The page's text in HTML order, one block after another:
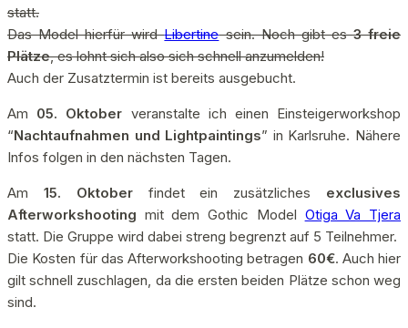
statt.
Das Model hierfür wirdLibertinesein. Noch gibt es3 freie
Plätze, es lohnt sich also sich schnell anzumelden!
Auch der Zusatztermin ist bereits ausgebucht.
Am 05. Oktober veranstalte ich einen Einsteigerworkshop
“Nachtaufnahmen und Lightpaintings” in Karlsruhe. Nähere
Infos folgen in den nächsten Tagen.
Am 15. Oktoberfindet ein zusätzliches exclusives
Afterworkshooting mit dem Gothic Model Otiga Va Tjera
statt. Die Gruppe wird dabei streng begrenzt auf 5 Teilnehmer.
Die Kosten für das Afterworkshooting betragen 60€. Auch hier
gilt schnell zuschlagen, da die ersten beiden Plätze schon weg
sind.